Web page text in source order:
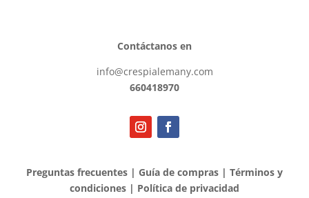
Contáctanos en
info@crespialemany.com
660418970
Preguntas frecuentes | Guía de compras | Términos y
condiciones | Política de privacidad